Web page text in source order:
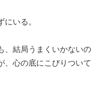
いる。
、結局うまくいかないの
心の底にこびりついて